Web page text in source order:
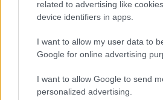
related to advertising like
device identifiers in apps.
I want to allow my user data to
Google for online advertising
I want to allow Google to send
personalized advertising.
oldalainkon sem, chatbot
Ezt lépte mega Domino’s
a Dom nevet kapta.Ezen
rendelést is le tudunk adni,
áll ételünk elkészítése vagy